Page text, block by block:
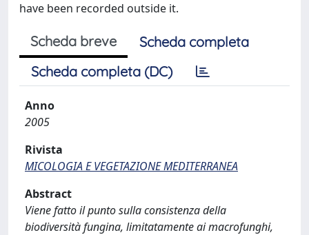
have been recorded outside it.
Scheda breve
Scheda completa
Scheda completa (DC)
Anno
2005
Rivista
MICOLOGIA E VEGETAZIONE MEDITERRANEA
Abstract
Viene fatto il punto sulla consistenza della
biodiversità fungina, limitatamente ai macrofunghi,